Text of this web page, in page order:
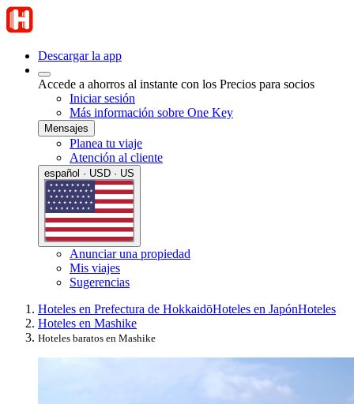
Descargar la app
Accede a ahorros al instante con los Precios para socios
Iniciar sesión
Más información sobre One Key
Mensajes
Planea tu viaje
Atención al cliente
español · USD · US
Anunciar una propiedad
Mis viajes
Sugerencias
Hoteles en Prefectura de HokkaidōHoteles en JapónHoteles
Hoteles en Mashike
Hoteles baratos en Mashike